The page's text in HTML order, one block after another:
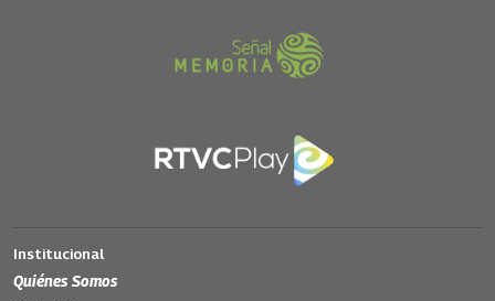
Institucional
Quiénes Somos